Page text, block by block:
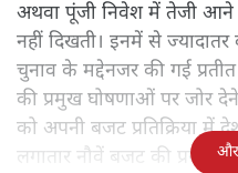
अथवा पूंजी निवेश में तेजी आने
नहीं दिखती। इनमें से
चुनाव के मद्देनजर की गई
की प्रमुख घोषणाओं पर जोर देने
को अपनी बजट प्रतिक्रिया में देश
लगातार नौवें बजट की